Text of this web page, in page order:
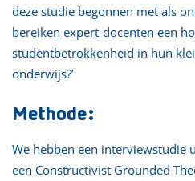
deze studie begonnen met als
bereiken expert-docenten een
studentbetrokkenheid in hun
onderwijs?’
Methode:
We hebben een interviewstudie
een Constructivist Grounded